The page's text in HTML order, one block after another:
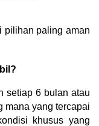
pilihan paling aman
setiap 6 bulan atau
mana yang tercapai
khusus yang